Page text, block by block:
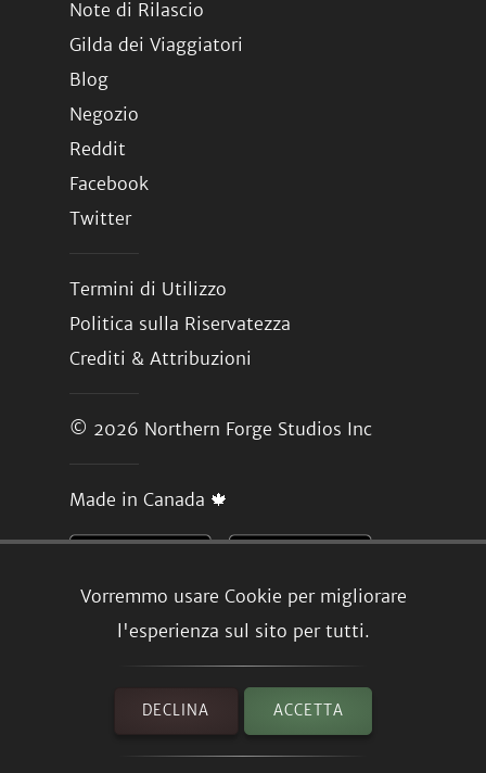
Vorremmo usare Cookie per migliorare
l'esperienza sul sito per tutti.
DECLINA ACCETTA
Note di Rilascio
Gilda dei Viaggiatori
Blog
Negozio
Reddit
Facebook
Twitter
Termini di Utilizzo
Politica sulla Riservatezza
Crediti & Attribuzioni
© 2026 Northern Forge Studios Inc
Made in Canada 🍁